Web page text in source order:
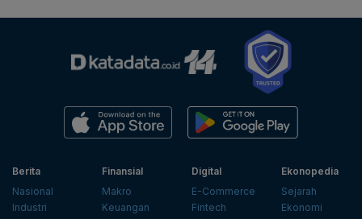
Berita
Nasional
Industri
Finansial
Makro
Keuangan
Digital
E-Commerce
Fintech
Ekonopedia
Sejarah
Ekonomi